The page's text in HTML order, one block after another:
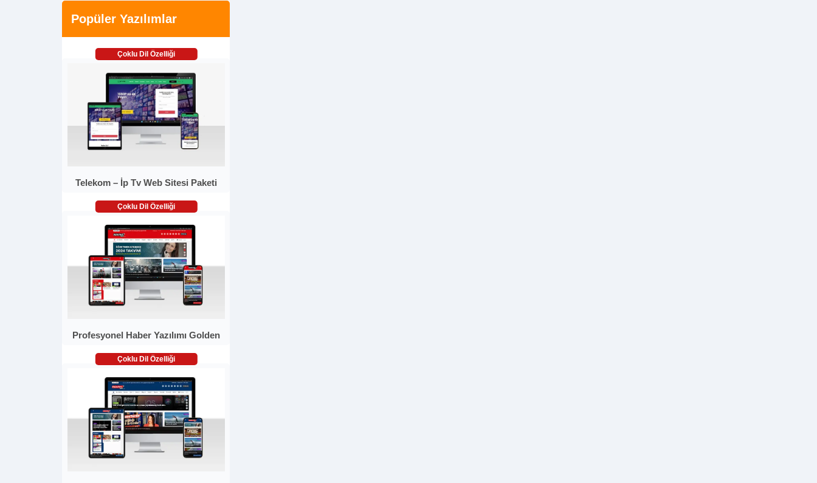
Popüler Yazılımlar
Çoklu Dil Özelliği
Telekom – İp Tv Web Sitesi Paketi
Çoklu Dil Özelliği
Profesyonel Haber Yazılımı Golden
Çoklu Dil Özelliği